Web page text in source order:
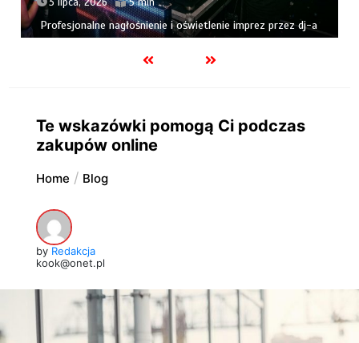
3 lipca, 2026 5 min
Profesjonalne nagłośnienie i oświetlenie imprez przez dj-a
Te wskazówki pomogą Ci podczas
zakupów online
Home Blog
by Redakcja
kook@onet.pl